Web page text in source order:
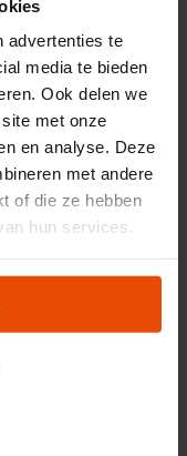
advertenties te
media te bieden
Ook delen we
met onze
en analyse. Deze
met andere
of die ze hebben
hun services.
des Maritiem
Rotterdam"
Eine
dieser Bilder
hierfür an den
by Storm